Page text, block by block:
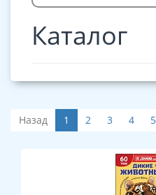
Каталог
Назад 1 2 3 4 5